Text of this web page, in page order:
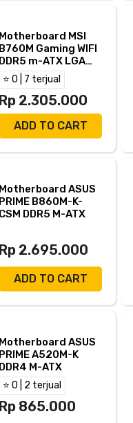
Motherboard MSI
B760M Gaming WIFI
DDR5 m-ATX LGA
⭐ 0 | 7 terjual
Rp 2.305.000
ADD TO CART
Motherboard ASUS
PRIME B860M-K-
CSM DDR5 M-ATX
Rp 2.695.000
ADD TO CART
Motherboard ASUS
PRIME A520M-K
DDR4 M-ATX
⭐ 0 | 2 terjual
Rp 865.000